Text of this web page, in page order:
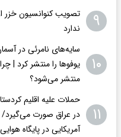
۹
تصویب کنوانسیون خزر
ندارد
۱۰
سایه‌های نامرئی در
یوفوها را منتشر کرد |
منتشر می‌شود؟
۱۱
حملات علیه اقلیم
آمریکایی در پایگاه